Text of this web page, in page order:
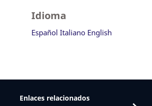
Idioma
Español Italiano English
Enlaces relacionados